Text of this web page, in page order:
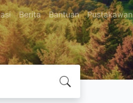
Berita Bantuan Pustakawan